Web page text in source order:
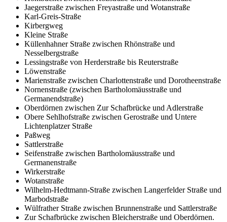
Jaegerstraße zwischen Freyastraße und Wotanstraße
Karl-Greis-Straße
Kirbergweg
Kleine Straße
Küllenhahner Straße zwischen Rhönstraße und
Nesselbergstraße
Lessingstraße von Herderstraße bis Reuterstraße
Löwenstraße
Marienstraße zwischen Charlottenstraße und Dorotheenstraße
Nornenstraße (zwischen Bartholomäusstraße und
Germanendstraße)
Oberdörnen zwischen Zur Schafbrücke und Adlerstraße
Obere Sehlhofstraße zwischen Gerostraße und Untere
Lichtenplatzer Straße
Paßweg
Sattlerstraße
Seifenstraße zwischen Bartholomäusstraße und
Germanenstraße
Wirkerstraße
Wotanstraße
Wilhelm-Hedtmann-Straße zwischen Langerfelder Straße und
Marbodstraße
Wülfrather Straße zwischen Brunnenstraße und Sattlerstraße
Zur Schafbrücke zwischen Bleicherstraße und Oberdörnen.